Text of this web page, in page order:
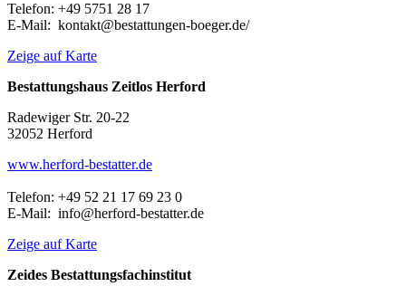
Telefon: +49 5751 28 17
E-Mail: kontakt@bestattungen-boeger.de/
Zeige auf Karte
Bestattungshaus Zeitlos Herford
Radewiger Str. 20-22
32052 Herford
www.herford-bestatter.de
Telefon: +49 52 21 17 69 23 0
E-Mail: info@herford-bestatter.de
Zeige auf Karte
Zeides Bestattungsfachinstitut